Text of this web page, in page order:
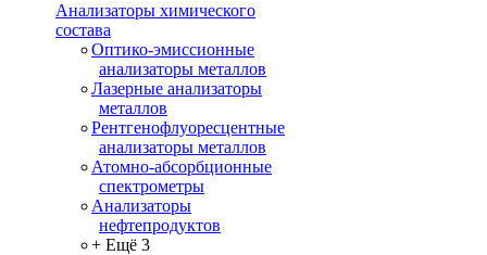
Анализаторы химического
состава
Оптико-эмиссионные
анализаторы металлов
Лазерные анализаторы
металлов
Рентгенофлуоресцентные
анализаторы металлов
Атомно-абсорбционные
спектрометры
Анализаторы
нефтепродуктов
+ Ещё 3